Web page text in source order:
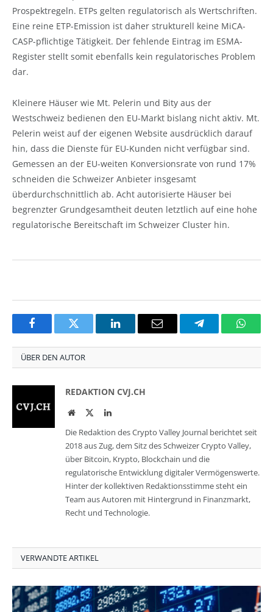
Prospektregeln. ETPs gelten regulatorisch als Wertschriften.
Eine reine ETP-Emission ist daher strukturell keine MiCA-
CASP-pflichtige Tätigkeit. Der fehlende Eintrag im ESMA-
Register stellt somit ebenfalls kein regulatorisches Problem
dar.
Kleinere Häuser wie Mt. Pelerin und Bity aus der
Westschweiz bedienen den EU-Markt bislang nicht aktiv. Mt.
Pelerin weist auf der eigenen Website ausdrücklich darauf
hin, dass die Dienste für EU-Kunden nicht verfügbar sind.
Gemessen an der EU-weiten Konversionsrate von rund 17%
schneiden die Schweizer Anbieter insgesamt
überdurchschnittlich ab. Acht autorisierte Häuser bei
begrenzter Grundgesamtheit deuten letztlich auf eine hohe
regulatorische Bereitschaft im Schweizer Cluster hin.
FacebookTwitter LinkedInEmail Telegram
ÜBER DEN AUTOR
REDAKTION CVJ.CH
WebsiteTwitterLinkedIn
Die Redaktion des Crypto Valley Journal berichtet seit
2018 aus Zug, dem Sitz des Schweizer Crypto Valley,
über Bitcoin, Krypto, Blockchain und die
regulatorische Entwicklung digitaler Vermögenswerte.
Hinter der kollektiven Redaktionsstimme steht ein
Team aus Autoren mit Hintergrund in Finanzmarkt,
Recht und Technologie.
VERWANDTE ARTIKEL